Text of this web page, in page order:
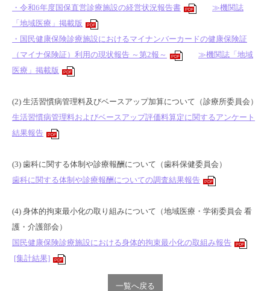
・令和6年度国保直営診療施設の経営状況報告書
PDF
≫機関誌
「地域医療」掲載版
PDF
・国民健康保険診療施設におけるマイナンバーカードの健康保険証
（マイナ保険証）利用の現状報告 ～第2報～
PDF
≫機関誌「地域
医療」掲載版
PDF
(2) 生活習慣病管理料及びベースアップ加算について （診療所委員会）
生活習慣病管理料およびベースアップ評価料算定に関するアンケート
結果報告
PDF
(3) 歯科に関する体制や診療報酬について （歯科保健委員会）
歯科に関する体制や診療報酬についての調査結果報告
PDF
(4) 身体的拘束最小化の取り組みについて （地域医療・学術委員会 看
護・介護部会）
国民健康保険診療施設における身体的拘束最小化の取組み報告
PDF
[集計結果] PDF
一覧へ戻る